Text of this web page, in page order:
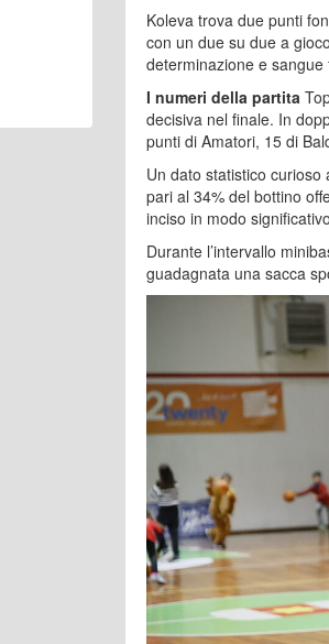
Koleva trova due punti
con un due su due a
determinazione e
I numeri della partita
decisiva nel finale. In
punti di Amatori, 15 di
Un dato statistico
pari al 34% del bottino
inciso in modo
Durante l’intervallo
guadagnata una sacca